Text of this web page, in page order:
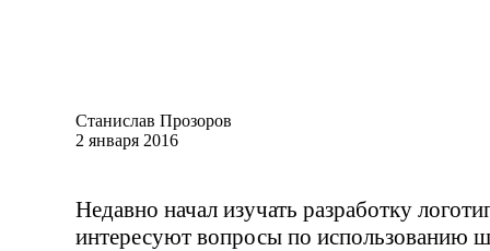
Станислав Прозоров
2 января 2016
Недавно начал изучать разработку
интересуют вопросы по использованию